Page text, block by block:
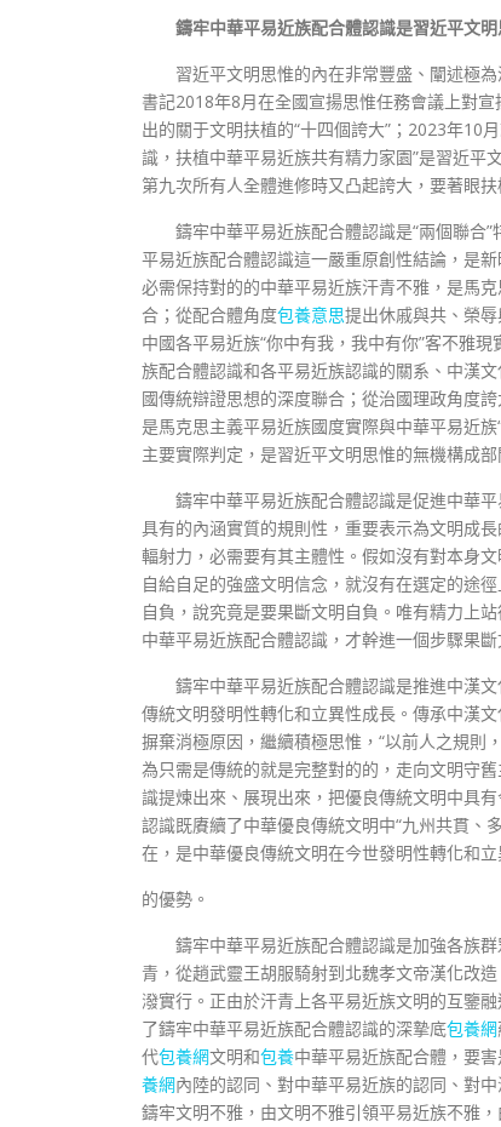
鑄牢中華平易近族配合體認識是習近平文
習近平文明思惟的內在非常豐盛、闡述極
書記2018年8月在全國宣揚思惟任務會議上對
出的關于文明扶植的“十四個誇大”；2023年10
識，扶植中華平易近族共有精力家園”是習近平
第九次所有人全體進修時又凸起誇大，要著眼
鑄牢中華平易近族配合體認識是“兩個聯合
平易近族配合體認識這一嚴重原創性結論，是
必需保持對的的中華平易近族汗青不雅，是馬
合；從配合體角度包養意思提出休戚與共、榮
中國各平易近族“你中有我，我中有你”客不雅
族配合體認識和各平易近族認識的關系、中漢
國傳統辯證思想的深度聯合；從治國理政角度
是馬克思主義平易近族國度實際與中華平易近
主要實際判定，是習近平文明思惟的無機構成部
鑄牢中華平易近族配合體認識是促進中華
具有的內涵實質的規則性，重要表示為文明成
輻射力，必需要有其主體性。假如沒有對本身
自給自足的強盛文明信念，就沒有在選定的途
自負，說究竟是要果斷文明自負。唯有精力上
中華平易近族配合體認識，才幹進一個步驟果
鑄牢中華平易近族配合體認識是推進中漢
傳統文明發明性轉化和立異性成長。傳承中漢
摒棄消極原因，繼續積極思惟，“以前人之規則
為只需是傳統的就是完整對的的，走向文明守
識提煉出來、展現出來，把優良傳統文明中具
認識既賡續了中華優良傳統文明中“九州共貫、
在，是中華優良傳統文明在今世發明性轉化和立
的優勢。
鑄牢中華平易近族配合體認識是加強各族
青，從趙武靈王胡服騎射到北魏孝文帝漢化改
潑實行。正由於汗青上各平易近族文明的互鑒
了鑄牢中華平易近族配合體認識的深摯底包養網
代包養網文明和包養中華平易近族配合體，要
養網內陸的認同、對中華平易近族的認同、對
鑄牢文明不雅，由文明不雅引領平易近族不雅